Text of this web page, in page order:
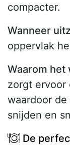
compacter.
Wanneer
oppervlak
Waarom het
zorgt ervoor
waardoor
snijden en
De